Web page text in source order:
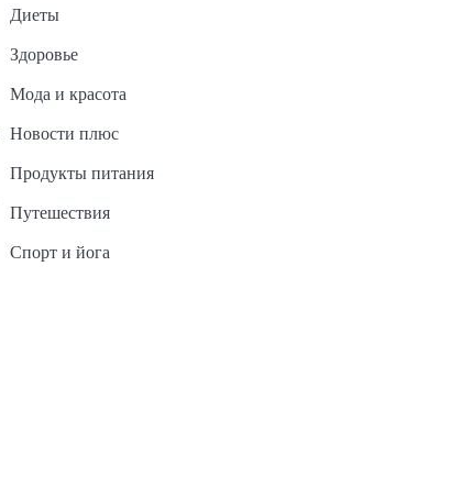
Диеты
Здоровье
Мода и красота
Новости плюс
Продукты питания
Путешествия
Спорт и йога